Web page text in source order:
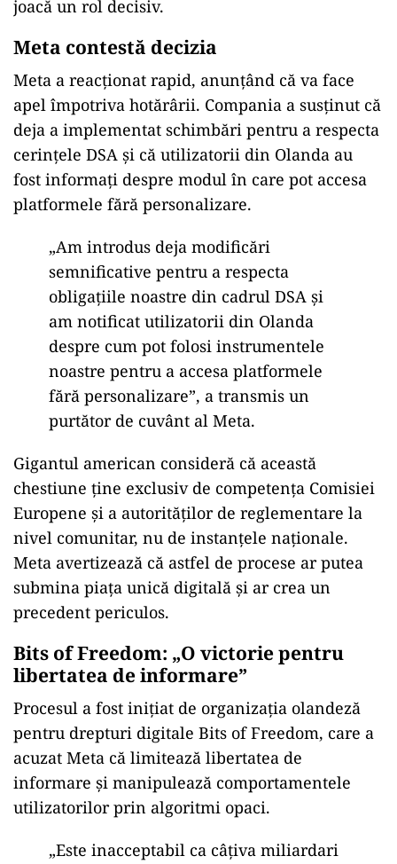
joacă un rol decisiv.
Meta contestă decizia
Meta a reacționat rapid, anunțând că va face
apel împotriva hotărârii. Compania a susținut că
deja a implementat schimbări pentru a respecta
cerințele DSA și că utilizatorii din Olanda au
fost informați despre modul în care pot accesa
platformele fără personalizare.
„Am introdus deja modificări
semnificative pentru a respecta
obligațiile noastre din cadrul DSA și
am notificat utilizatorii din Olanda
despre cum pot folosi instrumentele
noastre pentru a accesa platformele
fără personalizare”, a transmis un
purtător de cuvânt al Meta.
Gigantul american consideră că această
chestiune ține exclusiv de competența Comisiei
Europene și a autorităților de reglementare la
nivel comunitar, nu de instanțele naționale.
Meta avertizează că astfel de procese ar putea
submina piața unică digitală și ar crea un
precedent periculos.
Bits of Freedom: „O victorie pentru
libertatea de informare”
Procesul a fost inițiat de organizația olandeză
pentru drepturi digitale Bits of Freedom, care a
acuzat Meta că limitează libertatea de
informare și manipulează comportamentele
utilizatorilor prin algoritmi opaci.
„Este inacceptabil ca câțiva miliardari